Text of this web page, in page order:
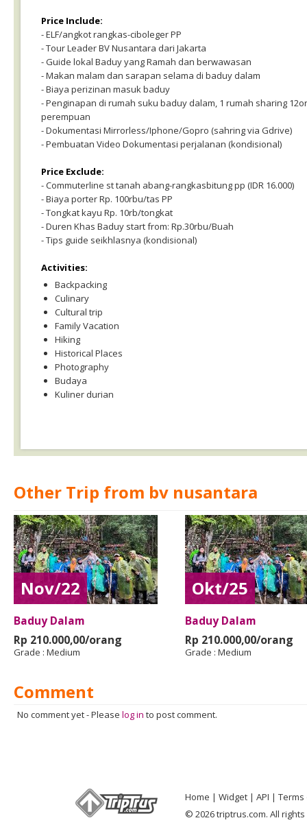
Price Include:
- ELF/angkot rangkas-ciboleger PP
- Tour Leader BV Nusantara dari Jakarta
- Guide lokal Baduy yang Ramah dan berwawasan
- Makan malam dan sarapan selama di baduy dalam
- Biaya perizinan masuk baduy
- Penginapan di rumah suku baduy dalam, 1 rumah sharing
perempuan
- Dokumentasi Mirrorless/Iphone/Gopro (sahring via Gdrive)
- Pembuatan Video Dokumentasi perjalanan (kondisional)
Price Exclude:
- Commuterline st tanah abang-rangkasbitung pp (IDR 16.000)
- Biaya porter Rp. 100rbu/tas PP
- Tongkat kayu Rp. 10rb/tongkat
- Duren Khas Baduy start from: Rp.30rbu/Buah
- Tips guide seikhlasnya (kondisional)
Activities:
Backpacking
Culinary
Cultural trip
Family Vacation
Hiking
Historical Places
Photography
Budaya
Kuliner durian
Other Trip from bv nusantara
Nov/22
Baduy Dalam
Rp 210.000,00/orang
Grade : Medium
Okt/25
Baduy Dalam
Rp 210.000,00/orang
Grade : Medium
Comment
No comment yet-Please log in to post comment.
Home Widget API
Terms
© 2026 triptrus.com. All